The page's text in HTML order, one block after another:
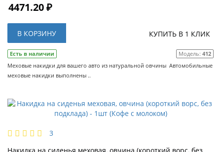
4471.20 ₽
В КОРЗИНУ КУПИТЬ В 1 КЛИК
Есть в наличии Модель: 412
Меховые накидки для вашего авто из натуральной овчины Автомобильные
меховые накидки выполнены ..
3